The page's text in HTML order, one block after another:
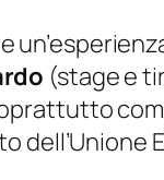
(stage e
dell’Unione